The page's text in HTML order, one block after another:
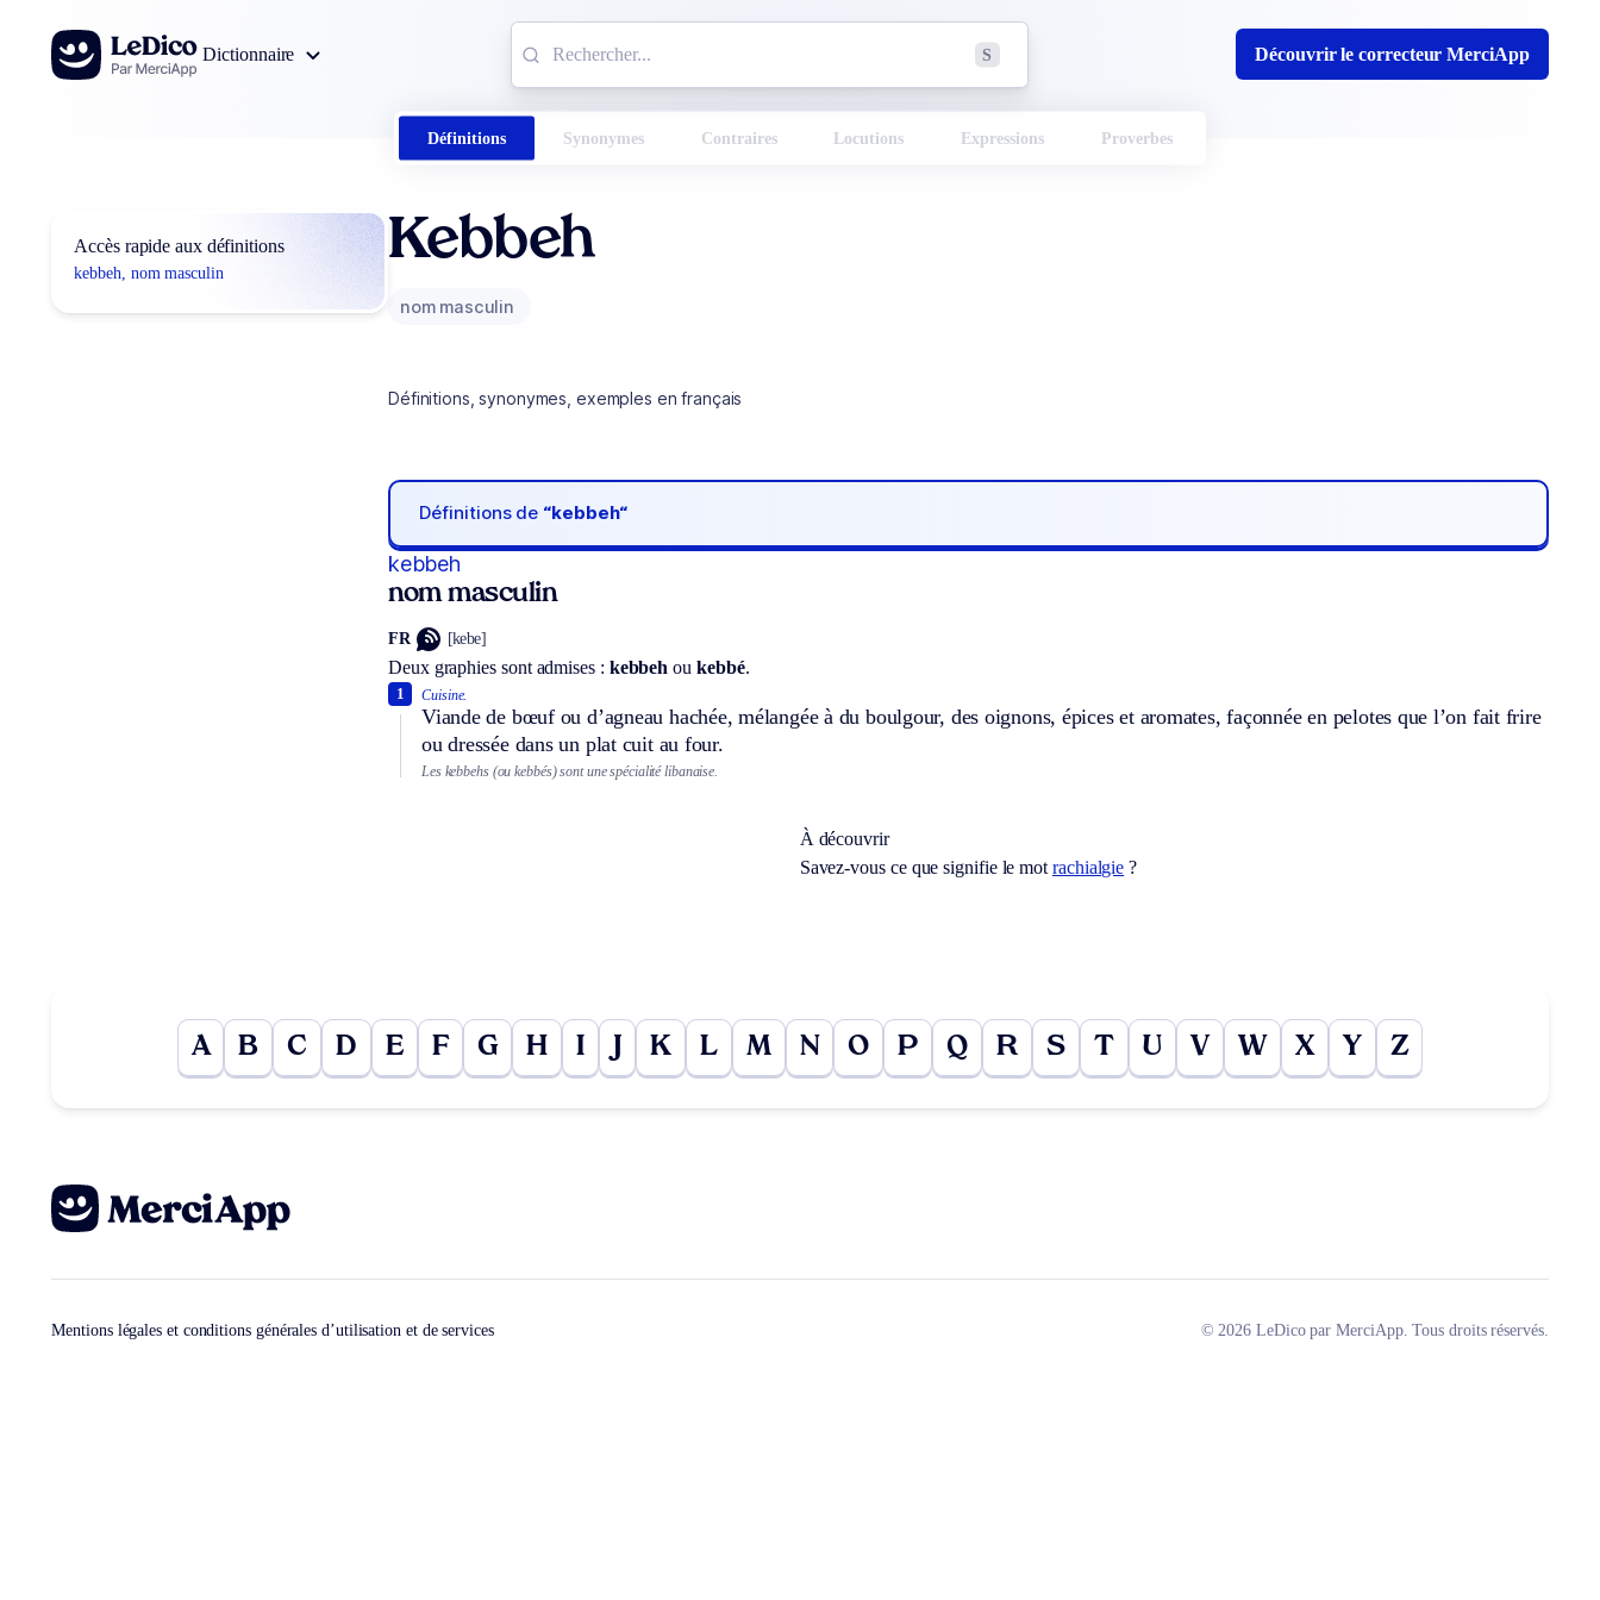
Aller au contenu
Dictionnaire
S Découvrir le correcteur MerciApp
Définitions Synonymes Contraires Locutions Expressions Proverbes
Accès rapide aux définitions
kebbeh, nom masculin
Kebbeh
nom masculin
Définitions, synonymes, exemples en français
Définitions de “kebbeh“
kebbeh
nom masculin
FR [kebe]
Deux graphies sont admises : kebbeh ou kebbé.
Cuisine.
Viande de bœuf ou d’agneau hachée, mélangée à du boulgour, des oignons, épices et aromates, façonnée en pelotes que l’on fait frire
ou dressée dans un plat cuit au four.
1
Les kebbehs (ou kebbés) sont une spécialité libanaise.
À découvrir
Savez-vous ce que signifie le mot rachialgie ?
A B C D E F G H I J K L M N O P Q R S T U V W X Y Z
Mentions légales et conditions générales d’utilisation et de services © 2026 LeDico par MerciApp. Tous droits réservés.